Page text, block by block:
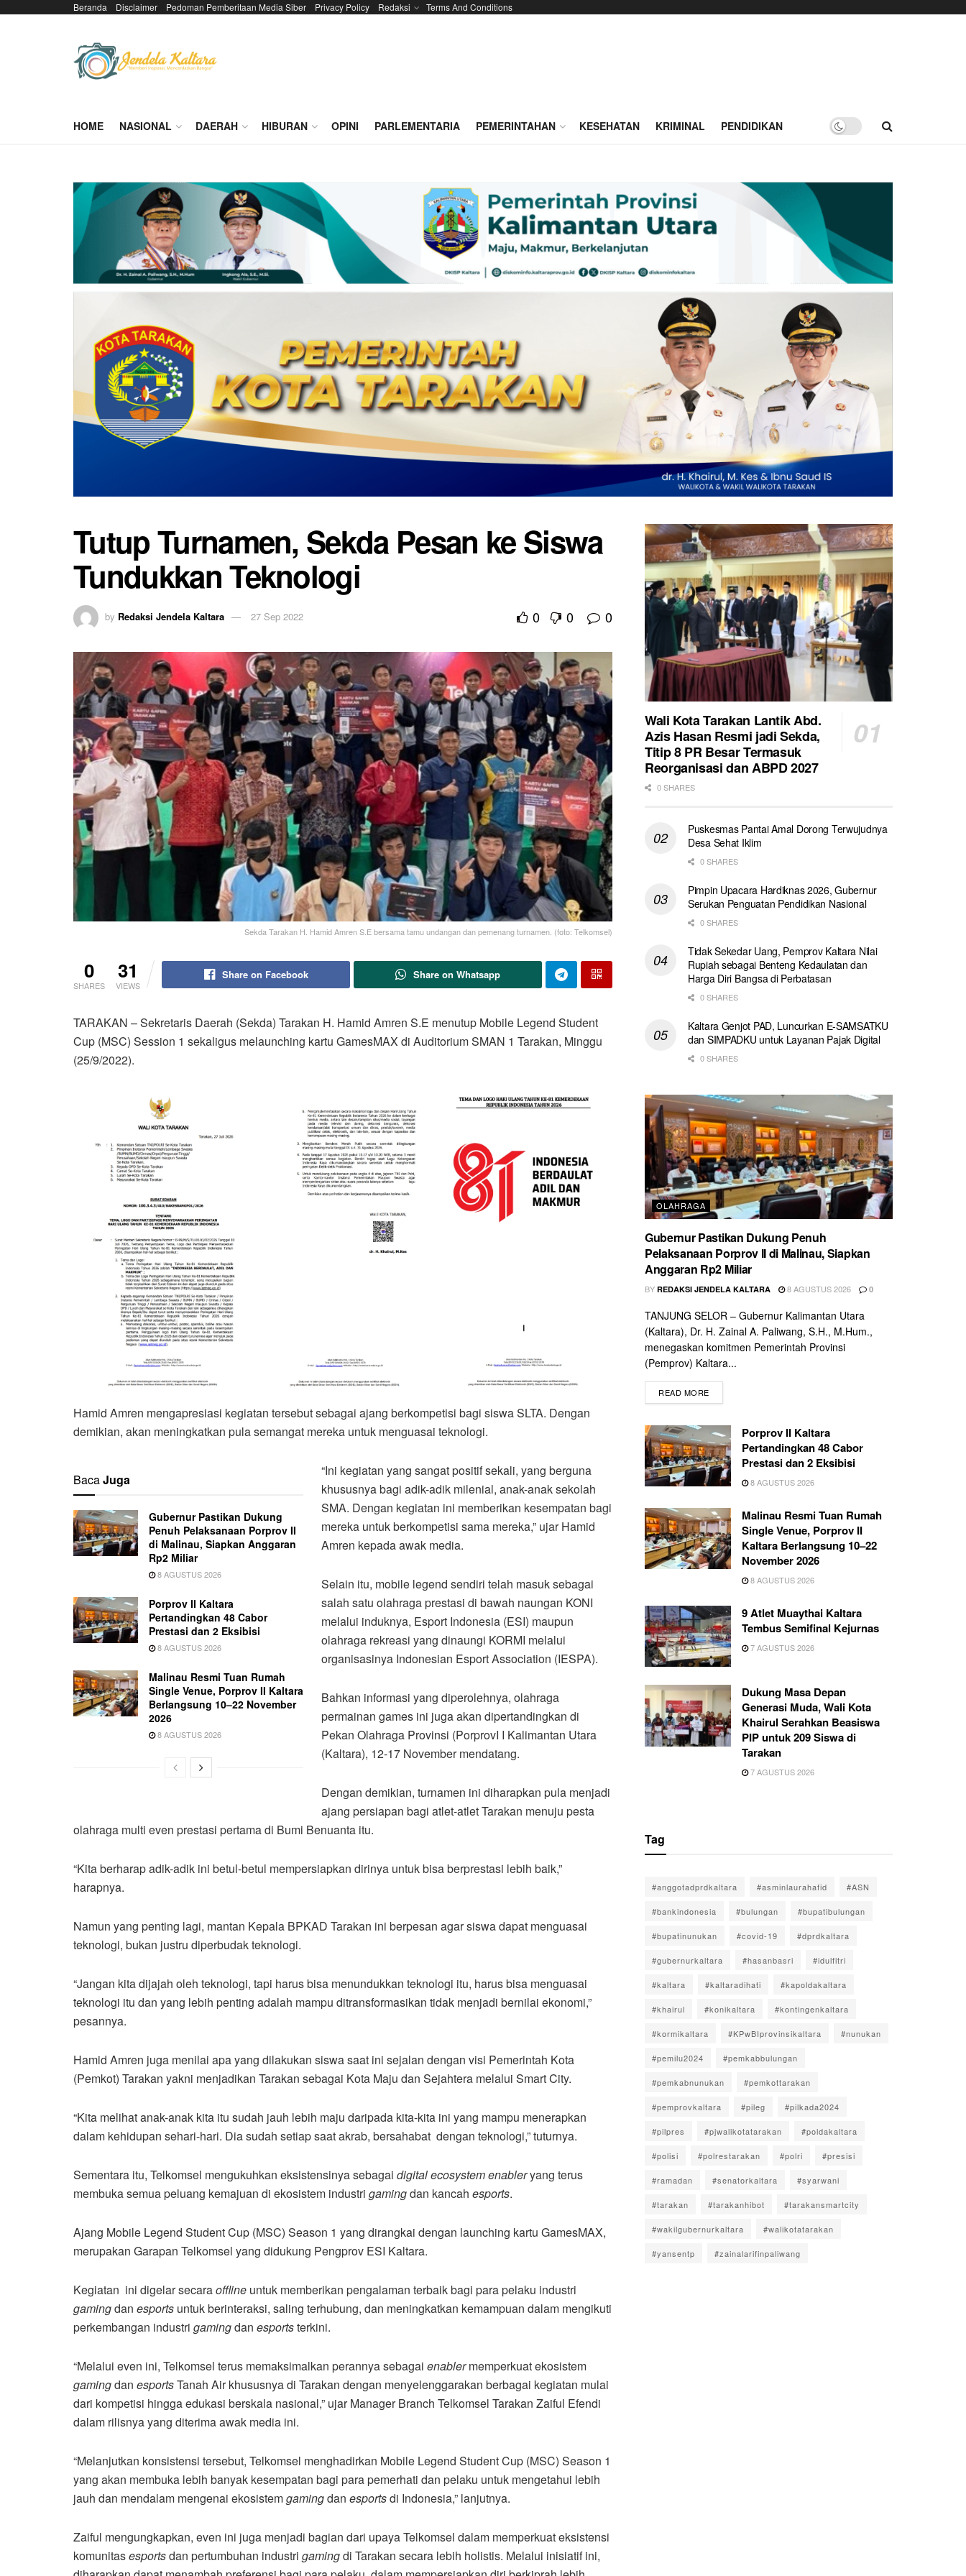
Beranda Disclaimer Pedoman Pemberitaan Media Siber Privacy Policy Redaksi Terms And Conditions
HOME NASIONAL DAERAH HIBURAN OPINI PARLEMENTARIA PEMERINTAHAN KESEHATAN KRIMINAL PENDIDIKAN
Tutup Turnamen, Sekda Pesan ke Siswa
Tundukkan Teknologi
by Redaksi Jendela Kaltara 27 Sep 2022 0 0 0
Sekda Tarakan H. Hamid Amren S.E bersama tamu undangan dan pemenang turnamen. (foto: Telkomsel)
0
SHARES
31
VIEWS
Share on Facebook Share on Whatsapp
TARAKAN – Sekretaris Daerah (Sekda) Tarakan H. Hamid Amren S.E menutup Mobile Legend Student
Cup (MSC) Session 1 sekaligus melaunching kartu GamesMAX di Auditorium SMAN 1 Tarakan, Minggu
(25/9/2022).
Hamid Amren mengapresiasi kegiatan tersebut sebagai ajang berkompetisi bagi siswa SLTA. Dengan
demikian, akan meningkatkan pula semangat mereka untuk menguasai teknologi.
BacaJuga
Gubernur Pastikan Dukung
Penuh Pelaksanaan Porprov II
di Malinau, Siapkan Anggaran
Rp2 Miliar
8 AGUSTUS 2026
Porprov II Kaltara
Pertandingkan 48 Cabor
Prestasi dan 2 Eksibisi
8 AGUSTUS 2026
Malinau Resmi Tuan Rumah
Single Venue, Porprov II Kaltara
Berlangsung 10–22 November
2026
8 AGUSTUS 2026
“Ini kegiatan yang sangat positif sekali, yang berguna
khususnya bagi adik-adik milenial, anak-anak sekolah
SMA. Dengan kegiatan ini memberikan kesempatan bagi
mereka untuk berkompetisi sama mereka,” ujar Hamid
Amren kepada awak media.
Selain itu, mobile legend sendiri telah masuk sebagai
salah satu olahraga prestasi di bawah naungan KONI
melalui induknya, Esport Indonesia (ESI) maupun
olahraga rekreasi yang dinaungi KORMI melalui
organisasinya Indonesian Esport Association (IESPA).
Bahkan informasi yang diperolehnya, olahraga
permainan games ini juga akan dipertandingkan di
Pekan Olahraga Provinsi (PorprovI I Kalimantan Utara
(Kaltara), 12-17 November mendatang.
Dengan demikian, turnamen ini diharapkan pula menjadi
ajang persiapan bagi atlet-atlet Tarakan menuju pesta
olahraga multi even prestasi pertama di Bumi Benuanta itu.
“Kita berharap adik-adik ini betul-betul mempersiapkan dirinya untuk bisa berprestasi lebih baik,”
harapnya.
Namun yang penting lagi, mantan Kepala BPKAD Tarakan ini berpesan agar siswa dapat menguasai
teknologi, bukan justru diperbudak teknologi.
“Jangan kita dijajah oleh teknologi, tapi harus bisa menundukkan teknologi itu, harus bisa menguasai
teknologi itu dan yang lebih penting adalah mampu ditransformasikan tidak menjadi bernilai ekonomi,”
pesannya.
Hamid Amren juga menilai apa yang dilakukan siswa saat ini sejalan dengan visi Pemerintah Kota
(Pemkot) Tarakan yakni menjadikan Tarakan sebagai Kota Maju dan Sejahtera melalui Smart City.
“Kita melihat anak-anak kita itu sudah jauh lebih maju daripada kita-kita ini yang mampu menerapkan
dalam kehidupan sehari-hari. Dia sudah setiap saat akrab, bersahabat dengan teknologi,” tuturnya.
Sementara itu, Telkomsel mengukuhkan eksistensinya sebagai digital ecosystem enableryang terus
membuka semua peluang kemajuan di ekosistem industri gamingdan kancah esports.
Ajang Mobile Legend Student Cup (MSC) Season 1 yang dirangkai dengan launching kartu GamesMAX,
merupakan Garapan Telkomsel yang didukung Pengprov ESI Kaltara.
Kegiatan ini digelar secaraoffline untuk memberikan pengalaman terbaik bagi para pelaku industri
gamingdan esports untuk berinteraksi, saling terhubung, dan meningkatkan kemampuan dalam mengikuti
perkembangan industri gamingdan esportsterkini.
“Melalui even ini, Telkomsel terus memaksimalkan perannya sebagai enablermemperkuat ekosistem
gamingdan esportsTanah Air khususnya di Tarakan dengan menyelenggarakan berbagai kegiatan mulai
dari kompetisi hingga edukasi berskala nasional,” ujar Manager Branch Telkomsel Tarakan Zaiful Efendi
dalam rilisnya yang diterima awak media ini.
“Melanjutkan konsistensi tersebut, Telkomsel menghadirkan Mobile Legend Student Cup (MSC) Season 1
yang akan membuka lebih banyak kesempatan bagi para pemerhati dan pelaku untuk mengetahui lebih
jauh dan mendalam mengenai ekosistemgamingdan esportsdi Indonesia,” lanjutnya.
Zaiful mengungkapkan, even ini juga menjadi bagian dari upaya Telkomsel dalam memperkuat eksistensi
komunitasesportsdan pertumbuhan industri gamingdi Tarakan secara lebih holistis. Melalui inisiatif ini,
Wali Kota Tarakan Lantik Abd.
Azis Hasan Resmi jadi Sekda,
Titip 8 PR Besar Termasuk
Reorganisasi dan ABPD 2027
0 SHARES
Puskesmas Pantai Amal Dorong Terwujudnya
Desa Sehat Iklim
0 SHARES
Pimpin Upacara Hardiknas 2026, Gubernur
Serukan Penguatan Pendidikan Nasional
0 SHARES
Tidak Sekedar Uang, Pemprov Kaltara Nilai
Rupiah sebagai Benteng Kedaulatan dan
Harga Diri Bangsa di Perbatasan
0 SHARES
Kaltara Genjot PAD, Luncurkan E-SAMSATKU
dan SIMPADKU untuk Layanan Pajak Digital
0 SHARES
OLAHRAGA
Gubernur Pastikan Dukung Penuh
Pelaksanaan Porprov II di Malinau, Siapkan
Anggaran Rp2 Miliar
BY REDAKSI JENDELA KALTARA 8 AGUSTUS 2026 0
TANJUNG SELOR – Gubernur Kalimantan Utara
(Kaltara), Dr. H. Zainal A. Paliwang, S.H., M.Hum.,
menegaskan komitmen Pemerintah Provinsi
(Pemprov) Kaltara...
READ MORE
Porprov II Kaltara
Pertandingkan 48 Cabor
Prestasi dan 2 Eksibisi
8 AGUSTUS 2026
Malinau Resmi Tuan Rumah
Single Venue, Porprov II
Kaltara Berlangsung 10–22
November 2026
8 AGUSTUS 2026
9 Atlet Muaythai Kaltara
Tembus Semifinal Kejurnas
7 AGUSTUS 2026
Dukung Masa Depan
Generasi Muda, Wali Kota
Khairul Serahkan Beasiswa
PIP untuk 209 Siswa di
Tarakan
7 AGUSTUS 2026
Tag
#anggotadprdkaltara #asminlaurahafid #ASN
#bankindonesia #bulungan #bupatibulungan
#bupatinunukan #covid-19 #dprdkaltara
#gubernurkaltara #hasanbasri #idulfitri
#kaltara #kaltaradihati #kapoldakaltara
#khairul #konikaltara #kontingenkaltara
#kormikaltara #KPwBIprovinsikaltara #nunukan
#pemilu2024 #pemkabbulungan
#pemkabnunukan #pemkottarakan
#pemprovkaltara #pileg #pilkada2024
#pilpres #pjwalikotatarakan #poldakaltara
#polisi #polrestarakan #polri #presisi
#ramadan #senatorkaltara #syarwani
#tarakan #tarakanhibot #tarakansmartcity
#wakilgubernurkaltara #walikotatarakan
#yansentp #zainalarifinpaliwang